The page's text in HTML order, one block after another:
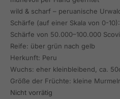
wild & scharf – peruanische
Schärfe (auf einer Skala von 0-
Schärfe von 50.000–100.000
Reife: über grün nach gelb
Herkunft: Peru
Wuchs: eher kleinbleibend, ca.
Größe der Früchte: kleine
Nicht vorrätig